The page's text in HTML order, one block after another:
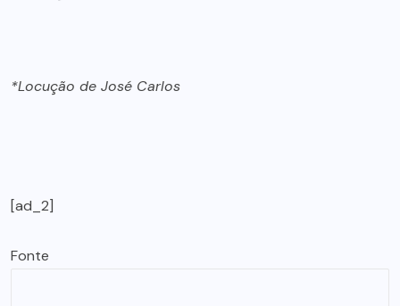
*Locução de José Carlos
[ad_2]
Fonte